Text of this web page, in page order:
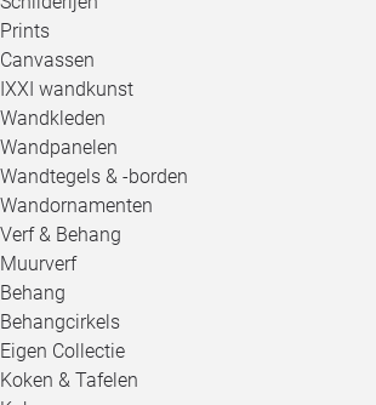
Prints
Canvassen
IXXI wandkunst
Wandkleden
Wandpanelen
Wandtegels & -borden
Wandornamenten
Verf & Behang
Muurverf
Behang
Behangcirkels
Eigen Collectie
Koken & Tafelen